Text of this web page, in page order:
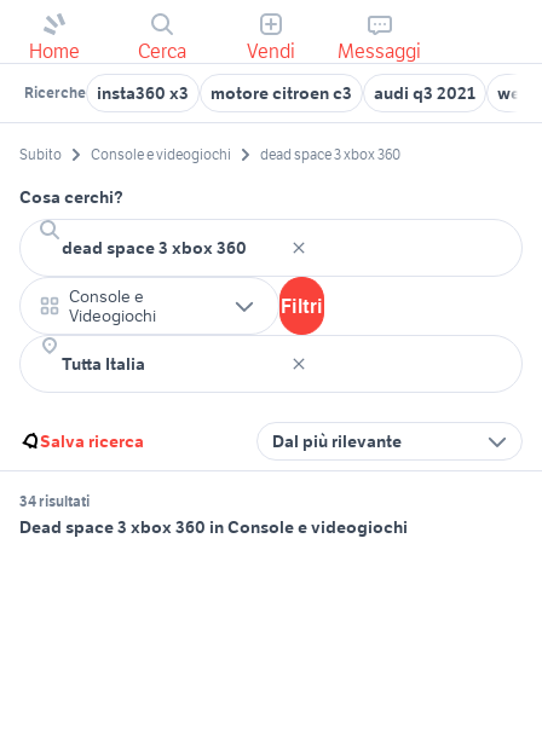
Home Cerca Vendi Messaggi
Ricerche insta360 x3 motore citroen c3 audi q3 2021
Subito Console e videogiochi dead space 3 xbox 360
Cosa cerchi?
Console e
Videogiochi
Filtri
Salva ricerca Dal più rilevante
34 risultati
Dead space 3 xbox 360 in Console e videogiochi